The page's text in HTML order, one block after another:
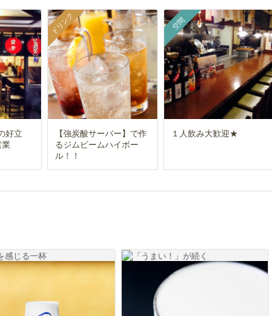
好立
業
ドリンク
【強炭酸サーバー】で作
るジムビームハイボー
ル！！
空間
１人飲み大歓迎★